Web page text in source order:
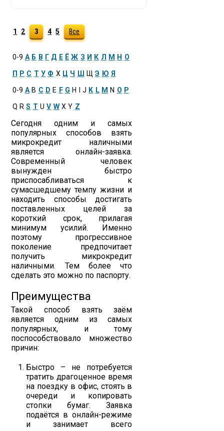
1 2 3 4 5 Все
0-9 А Б В Г Д Е Ё Ж З И К Л М Н О
П Р С Т У Ф Х Ц Ч Ш Щ Э Ю Я
0-9 A B C D E F G H J K L M N O P
Q R S T U V W X Y Z
Сегодня одним и самых
популярных способов взять
микрокредит наличными
является онлайн-заявка.
Современный человек
вынужден быстро
приспосабливаться к
сумасшедшему темпу жизни и
находить способы достигать
поставленных целей за
короткий срок, прилагая
минимум усилий. Именно
поэтому прогрессивное
поколение предпочитает
получить микрокредит
наличными. Тем более что
сделать это можно по паспорту.
Преимущества
Такой способ взять заём
является одним из самых
популярных, и тому
поспособствовало множество
причин:
Быстро – не потребуется
тратить драгоценное время
на поездку в офис, стоять в
очереди и копировать
стопки бумаг. Заявка
подаётся в онлайн-режиме
и занимает всего